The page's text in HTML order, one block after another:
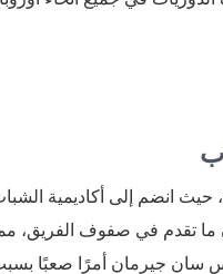
تقدم في صفوف الفريق،
سان جيرمان أمرًا صعبًا